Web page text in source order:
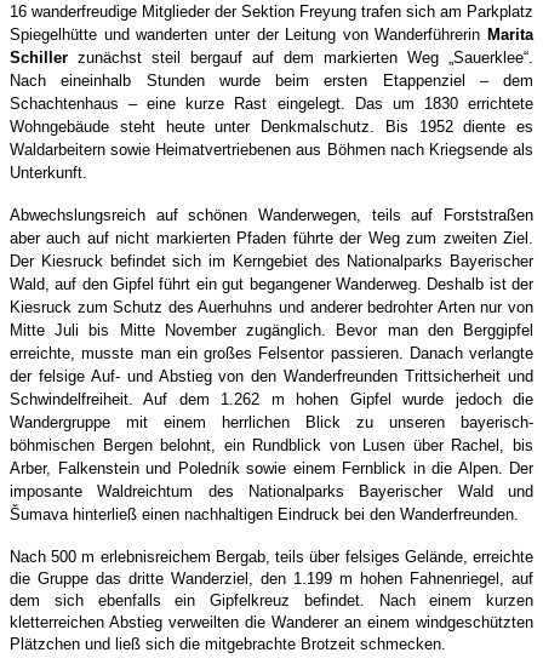
16 wanderfreudige Mitglieder der Sektion Freyung trafen sich am Parkplatz
Spiegelhütte und wanderten unter der Leitung von Wanderführerin Marita
Schiller zunächst steil bergauf auf dem markierten Weg „Sauerklee“.
Nach eineinhalb Stunden wurde beim ersten Etappenziel – dem
Schachtenhaus – eine kurze Rast eingelegt. Das um 1830 errichtete
Wohngebäude steht heute unter Denkmalschutz. Bis 1952 diente es
Waldarbeitern sowie Heimatvertriebenen aus Böhmen nach Kriegsende als
Unterkunft.
Abwechslungsreich auf schönen Wanderwegen, teils auf Forststraßen
aber auch auf nicht markierten Pfaden führte der Weg zum zweiten Ziel.
Der Kiesruck befindet sich im Kerngebiet des Nationalparks Bayerischer
Wald, auf den Gipfel führt ein gut begangener Wanderweg. Deshalb ist der
Kiesruck zum Schutz des Auerhuhns und anderer bedrohter Arten nur von
Mitte Juli bis Mitte November zugänglich. Bevor man den Berggipfel
erreichte, musste man ein großes Felsentor passieren. Danach verlangte
der felsige Auf- und Abstieg von den Wanderfreunden Trittsicherheit und
Schwindelfreiheit. Auf dem 1.262 m hohen Gipfel wurde jedoch die
Wandergruppe mit einem herrlichen Blick zu unseren bayerisch-
böhmischen Bergen belohnt, ein Rundblick von Lusen über Rachel, bis
Arber, Falkenstein und Poledník sowie einem Fernblick in die Alpen. Der
imposante Waldreichtum des Nationalparks Bayerischer Wald und
Šumava hinterließ einen nachhaltigen Eindruck bei den Wanderfreunden.
Nach 500 m erlebnisreichem Bergab, teils über felsiges Gelände, erreichte
die Gruppe das dritte Wanderziel, den 1.199 m hohen Fahnenriegel, auf
dem sich ebenfalls ein Gipfelkreuz befindet. Nach einem kurzen
kletterreichen Abstieg verweilten die Wanderer an einem windgeschützten
Plätzchen und ließ sich die mitgebrachte Brotzeit schmecken.